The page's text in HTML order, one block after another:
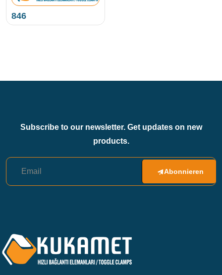
846
Subscribe to our newsletter. Get updates on new
products.
Abonnieren